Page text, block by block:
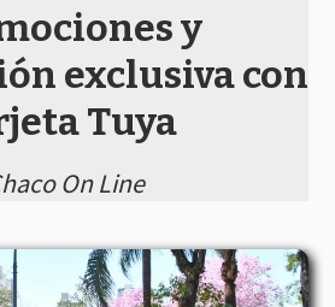
y
exclusiva con
Tuya
On Line